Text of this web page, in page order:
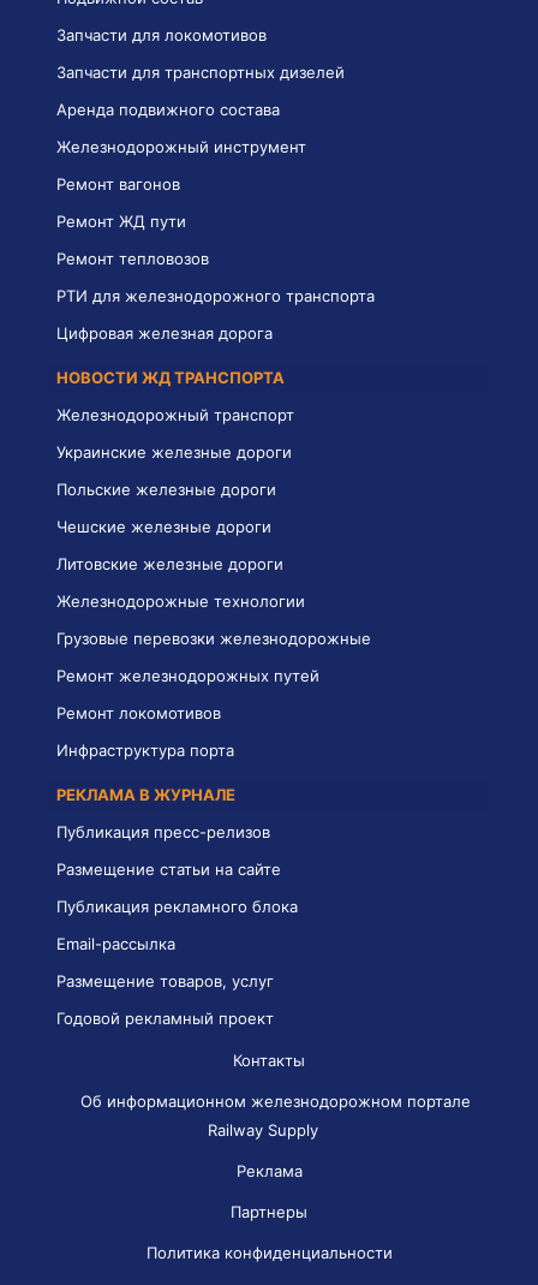
Запчасти для локомотивов
Запчасти для транспортных дизелей
Аренда подвижного состава
Железнодорожный инструмент
Ремонт вагонов
Ремонт ЖД пути
Ремонт тепловозов
РТИ для железнодорожного транспорта
Цифровая железная дорога
НОВОСТИ ЖД ТРАНСПОРТА
Железнодорожный транспорт
Украинские железные дороги
Польские железные дороги
Чешские железные дороги
Литовские железные дороги
Железнодорожные технологии
Грузовые перевозки железнодорожные
Ремонт железнодорожных путей
Ремонт локомотивов
Инфраструктура порта
РЕКЛАМА В ЖУРНАЛЕ
Публикация пресс-релизов
Размещение статьи на сайте
Публикация рекламного блока
Email-рассылка
Размещение товаров, услуг
Годовой рекламный проект
Контакты
Об информационном железнодорожном портале
Railway Supply
Реклама
Партнеры
Политика конфиденциальности